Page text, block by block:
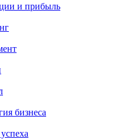
и прибыль
бизнеса